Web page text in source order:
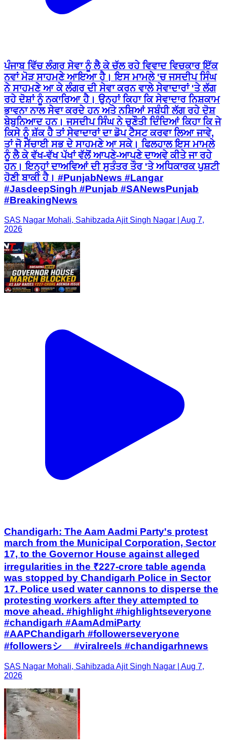
ਪੰਜਾਬ ਵਿੱਚ ਲੰਗਰ ਸੇਵਾ ਨੂੰ ਲੈ ਕੇ ਚੱਲ ਰਹੇ ਵਿਵਾਦ ਵਿਚਕਾਰ ਇੱਕ
ਨਵਾਂ ਮੋੜ ਸਾਹਮਣੇ ਆਇਆ ਹੈ। ਇਸ ਮਾਮਲੇ 'ਚ ਜਸਦੀਪ ਸਿੰਘ
ਨੇ ਸਾਹਮਣੇ ਆ ਕੇ ਲੰਗਰ ਦੀ ਸੇਵਾ ਕਰਨ ਵਾਲੇ ਸੇਵਾਦਾਰਾਂ 'ਤੇ ਲੱਗ
ਰਹੇ ਦੋਸ਼ਾਂ ਨੂੰ ਨਕਾਰਿਆ ਹੈ। ਉਨ੍ਹਾਂ ਕਿਹਾ ਕਿ ਸੇਵਾਦਾਰ ਨਿਸ਼ਕਾਮ
ਭਾਵਨਾ ਨਾਲ ਸੇਵਾ ਕਰਦੇ ਹਨ ਅਤੇ ਨਸ਼ਿਆਂ ਸਬੰਧੀ ਲੱਗ ਰਹੇ ਦੋਸ਼
ਬੇਬੁਨਿਆਦ ਹਨ। ਜਸਦੀਪ ਸਿੰਘ ਨੇ ਚੁਣੌਤੀ ਦਿੰਦਿਆਂ ਕਿਹਾ ਕਿ ਜੇ
ਕਿਸੇ ਨੂੰ ਸ਼ੱਕ ਹੈ ਤਾਂ ਸੇਵਾਦਾਰਾਂ ਦਾ ਡੋਪ ਟੈਸਟ ਕਰਵਾ ਲਿਆ ਜਾਵੇ,
ਤਾਂ ਜੋ ਸੱਚਾਈ ਸਭ ਦੇ ਸਾਹਮਣੇ ਆ ਸਕੇ। ਫਿਲਹਾਲ ਇਸ ਮਾਮਲੇ
ਨੂੰ ਲੈ ਕੇ ਵੱਖ-ਵੱਖ ਪੱਖਾਂ ਵੱਲੋਂ ਆਪਣੇ-ਆਪਣੇ ਦਾਅਵੇ ਕੀਤੇ ਜਾ ਰਹੇ
ਹਨ। ਇਨ੍ਹਾਂ ਦਾਅਵਿਆਂ ਦੀ ਸੁਤੰਤਰ ਤੌਰ 'ਤੇ ਅਧਿਕਾਰਕ ਪੁਸ਼ਟੀ
ਹੋਣੀ ਬਾਕੀ ਹੈ। #PunjabNews #Langar
#JasdeepSingh #Punjab #SANewsPunjab
#BreakingNews
SAS Nagar Mohali, Sahibzada Ajit Singh Nagar | Aug 7,
2026
Chandigarh: The Aam Aadmi Party's protest
march from the Municipal Corporation, Sector
17, to the Governor House against alleged
irregularities in the ₹227-crore table agenda
was stopped by Chandigarh Police in Sector
17. Police used water cannons to disperse the
protesting workers after they attempted to
move ahead. #highlight #highlightseveryone
#chandigarh #AamAdmiParty
#AAPChandigarh #followerseveryone
#followersシ゚ #viralreels #chandigarhnews
SAS Nagar Mohali, Sahibzada Ajit Singh Nagar | Aug 7,
2026